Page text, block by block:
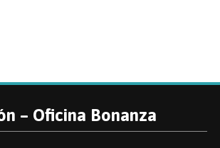
– Oficina Bonanza